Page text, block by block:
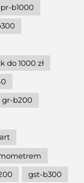
b1000
do 1000 zł
gr-b200
gst-b300